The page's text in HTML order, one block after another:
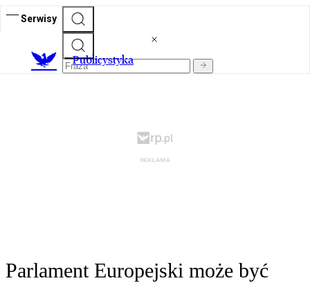
Serwisy
Publicystyka
Parlament Europejski może być